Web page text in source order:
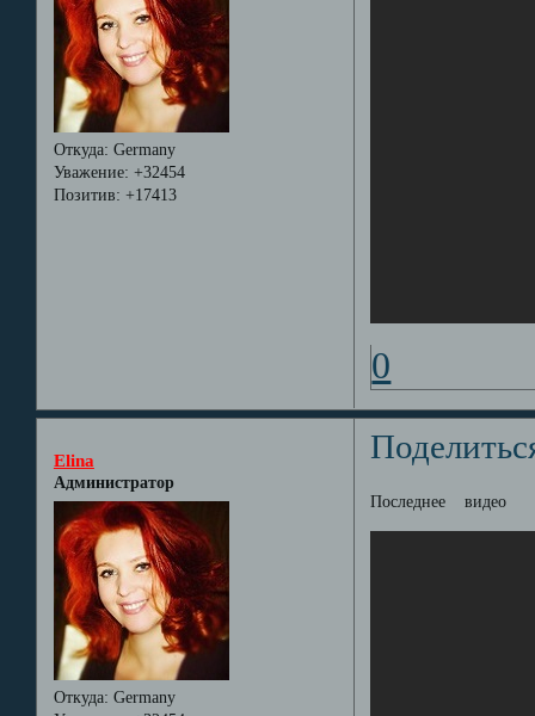
Откуда: Germany
Уважение: +32454
Позитив: +17413
0
Elina
Администратор
Откуда: Germany
Последнее видео